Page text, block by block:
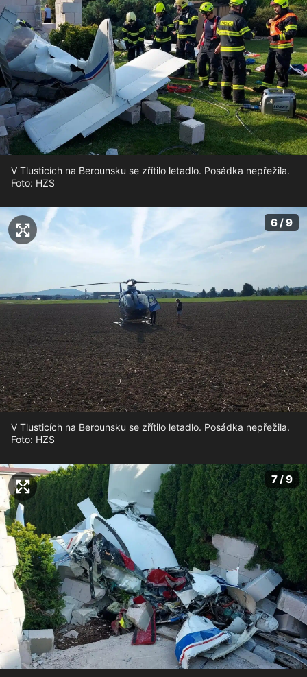
V Tlusticích na Berounsku se zřítilo letadlo. Posádka nepřežila.
Foto: HZS
6 / 9
V Tlusticích na Berounsku se zřítilo letadlo. Posádka nepřežila.
Foto: HZS
7 / 9